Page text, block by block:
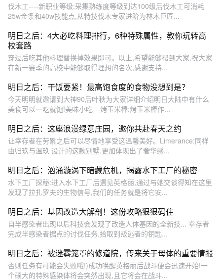
伐木工----新职业等级:采集熟练度等级到达100级后伐木工可消耗
25w金条和40w技能点,从特技伐木专家进阶为林木巨匠...
明日之后：4大必吃料理排行，6种特殊属性，教你玩转高
校套路
穿过后吃其他料理替换掉效果即可。以上,希望能够帮到大家,祝大家
在新一赛季的高校中能够取得理想的名次,感谢支持...
明日之后：干饭要紧！最高饱食度的食物没想到是？
今天明明就邀请到大神90后叶秋为大家详细介绍明日大陆中有什么
美食可以一吃就饱!美味小吃---烤玉米棒:烤玉米棒作...
明日之后：这座浪漫绿意庄园，邀你共赴春天之约
让幸存者在劳累之后可以尽情地享受这温馨美好。Limerance:同样
由归玖与温玖 设计的这款别墅,更加体现出了奢华感...
明日之后：汹涌漩涡下暗藏危机，揭露水下工厂的秘密
水下工厂探秘:进入水下工厂后遇见英格丽,通过与她交谈得知在这里
发现了拉扎罗夫的生物信号,我们的任务就是将它安...
明日之后：基因改造大解剖！这份攻略狠狠码住
自半感染者出现以后科技会发现了改造人体基因的全新技... 幸存者
完成半感染者据点的讨伐任务,拾取到叛逃者的钥匙...
明日之后：被迷雾笼罩的修道院，传来关于母体的重要情报
否则任务有可能会失败哦!)成功唤醒英格丽后战斗便会迅速开始!一
个硕大的特殊感染体将会突然出现,且它将会在战斗...